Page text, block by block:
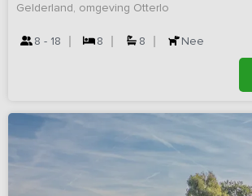
Gelderland, omgeving Otterlo
8 - 18 8 8 Nee